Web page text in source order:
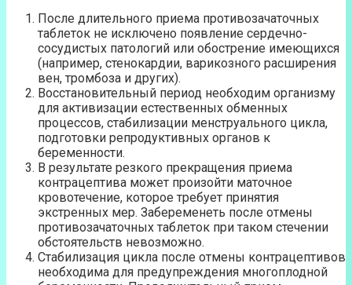
После длительного приема противозачаточных
таблеток не исключено появление сердечно-
сосудистых патологий или обострение имеющихся
(например, стенокардии, варикозного расширения
вен, тромбоза и других).
Восстановительный период необходим организму
для активизации естественных обменных
процессов, стабилизации менструального цикла,
подготовки репродуктивных органов к
беременности.
В результате резкого прекращения приема
контрацептива может произойти маточное
кровотечение, которое требует принятия
экстренных мер. Забеременеть после отмены
противозачаточных таблеток при таком стечении
обстоятельств невозможно.
Стабилизация цикла после отмены контрацептивов
необходима для предупреждения многоплодной